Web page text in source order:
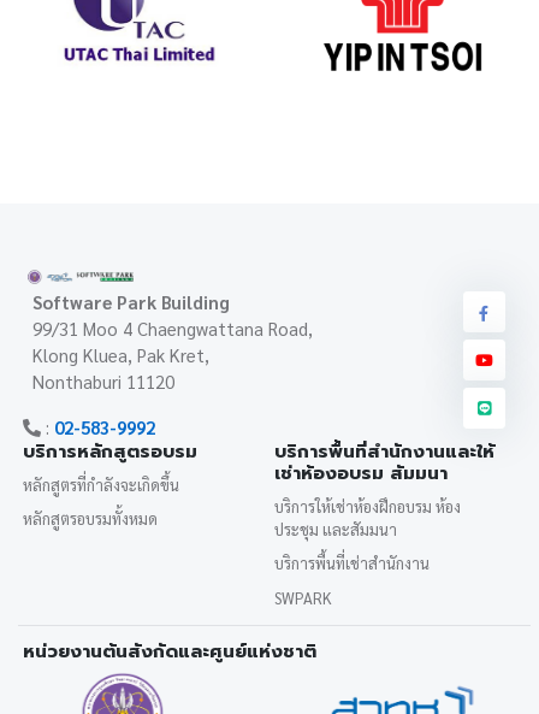
Software Park Building
99/31 Moo 4 Chaengwattana Road,
Klong Kluea, Pak Kret,
Nonthaburi 11120
: 02-583-9992
บริการหลักสูตรอบรม
หลักสูตรที่กำลังจะเกิดขึ้น
หลักสูตรอบรมทั้งหมด
บริการพื้นที่สำนักงานและให้
เช่าห้องอบรม สัมมนา
บริการให้เช่าห้องฝึกอบรม ห้อง
ประชุม และสัมมนา
บริการพื้นที่เช่าสำนักงาน
SWPARK
หน่วยงานต้นสังกัดและศูนย์แห่งชาติ